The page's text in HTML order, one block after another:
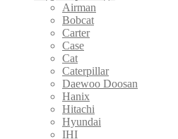
Airman
Bobcat
Carter
Case
Cat
Caterpillar
Daewoo Doosan
Hanix
Hitachi
Hyundai
IHI